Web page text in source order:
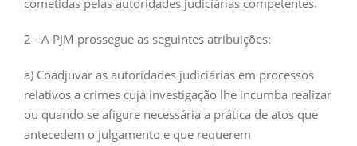
cometidas pelas autoridades judiciárias competentes.
2 - A PJM prossegue as seguintes atribuições:
a) Coadjuvar as autoridades judiciárias em processos
relativos a crimes cuja investigação lhe incumba realizar
ou quando se afigure necessária a prática de atos que
antecedem o julgamento e que requerem